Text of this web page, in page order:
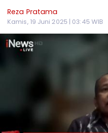
Reza Pratama
Kamis, 19 Juni 2025 | 03:45 WIB